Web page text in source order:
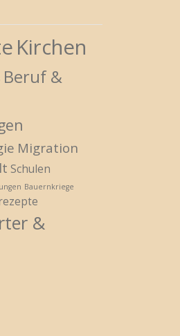
Kirchen
Beruf &
Migration
Schulen
Bauernkriege
&